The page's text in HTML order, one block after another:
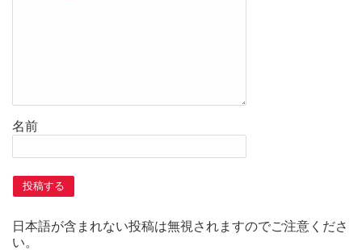
名前
日本語が含まれない投稿は無視されますのでご注意くださ
い。